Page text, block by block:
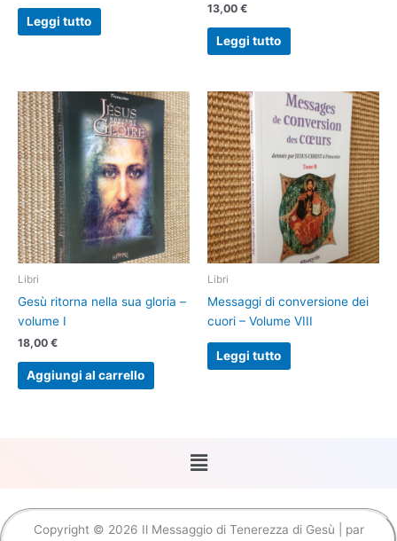
Leggi tutto
13,00 €
Leggi tutto
Libri
Gesù ritorna nella sua gloria –
volume I
18,00 €
Aggiungi al carrello
Libri
Messaggi di conversione dei
cuori – Volume VIII
Leggi tutto
Menu
Copyright © 2026 Il Messaggio di Tenerezza di Gesù | par